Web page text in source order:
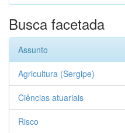
Busca facetada
Assunto
Agricultura (Sergipe)
Ciências atuariais
Risco